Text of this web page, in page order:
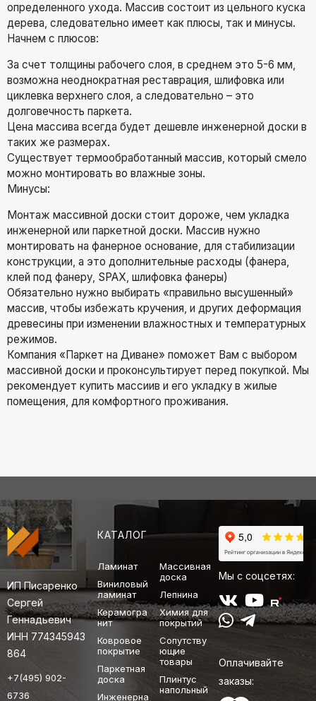
определенного ухода. Массив состоит из цельного куска
дерева, следовательно имеет как плюсы, так и минусы.
Начнем с плюсов:
За счет толщины рабочего слоя, в среднем это 5-6 мм,
возможна неоднократная реставрация, шлифовка или
циклевка верхнего слоя, а следовательно – это
долговечность паркета.
Цена массива всегда будет дешевле инженерной доски в
таких же размерах.
Существует термообработанный массив, который смело
можно монтировать во влажные зоны.
Минусы:
Монтаж массивной доски стоит дороже, чем укладка
инженерной или паркетной доски. Массив нужно
монтировать на фанерное основание, для стабилизации
конструкции, а это дополнительные расходы (фанера,
клей под фанеру, SPAX, шлифовка фанеры)
Обязательно нужно выбирать «правильно высушенный»
массив, чтобы избежать кручения, и других деформация
древесины при изменении влажностных и температурных
режимов.
Компания «Паркет на Диване» поможет Вам с выбором
массивной доски и проконсультирует перед покупкой. Мы
рекомендует купить массиив и его укладку в жилые
помещения, для комфортного проживания.
ИП Писаренко
Сергей
Геннадьевич
ИНН 774345943
864
+7(495) 902-
6736
КАТАЛОГ
Ламинат
Виниловый
ламинат
Керамогра
нит
Ковровое
покрытие
Паркетная
доска
Инженерна
Массивная
доска
Лепнина
Химия для
покрытий
Сопутству
ющие
товары
Плинтус
напольный
Мы с соцсетях:
Оплачивайте
заказы: